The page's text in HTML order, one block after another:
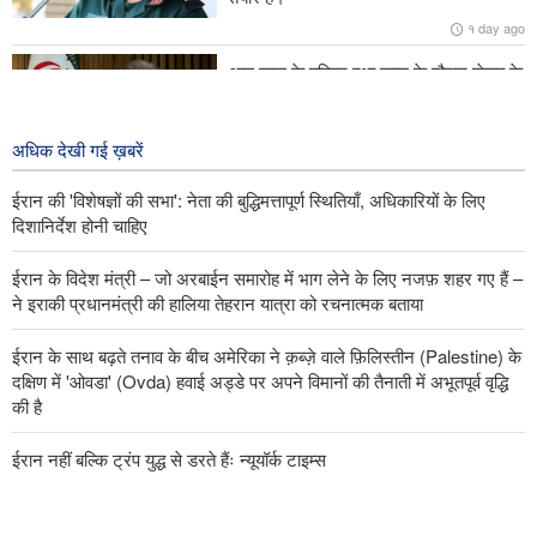
ग़ाज़ा ने मंगलवार को 112 शहीदों के शवों के अंतिम संस्कार का गवाह बना जिन्हें
१ day ago
आठ साल के पवित्र रक्षा काल के दौरान सेपाह के
अधिक देखी गई ख़बरें
ईरान की 'विशेषज्ञों की सभा': नेता की बुद्धिमत्तापूर्ण स्थितियाँ, अधिकारियों के लिए
दिशानिर्देश होनी चाहिए
ईरान के विदेश मंत्री – जो अरबाईन समारोह में भाग लेने के लिए नजफ़ शहर गए हैं –
ने इराकी प्रधानमंत्री की हालिया तेहरान यात्रा को रचनात्मक बताया
ईरान के साथ बढ़ते तनाव के बीच अमेरिका ने क़ब्ज़े वाले फ़िलिस्तीन (Palestine) के
दक्षिण में 'ओवडा' (Ovda) हवाई अड्डे पर अपने विमानों की तैनाती में अभूतपूर्व वृद्धि
की है
ईरान नहीं बल्कि ट्रंप युद्ध से डरते हैंः न्यूयॉर्क टाइम्स